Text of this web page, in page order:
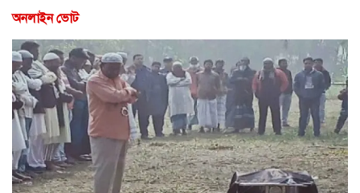
অনলাইন ভোট